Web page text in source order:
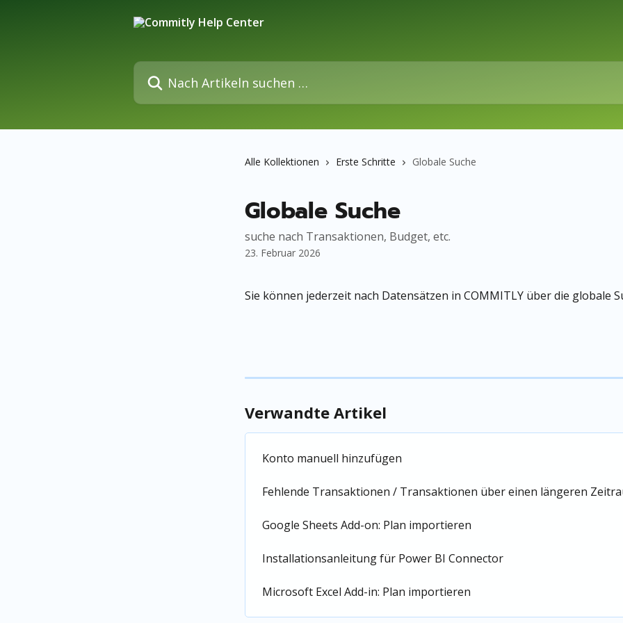
Nach Artikeln suchen …
Alle Kollektionen Erste Schritte Globale Suche
Globale Suche
suche nach Transaktionen, Budget, etc.
23. Februar 2026
Sie können jederzeit nach Datensätzen in COMMITLY über die globale
Verwandte Artikel
Konto manuell hinzufügen
Fehlende Transaktionen / Transaktionen über einen längeren
Google Sheets Add-on: Plan importieren
Installationsanleitung für Power BI Connector
Microsoft Excel Add-in: Plan importieren